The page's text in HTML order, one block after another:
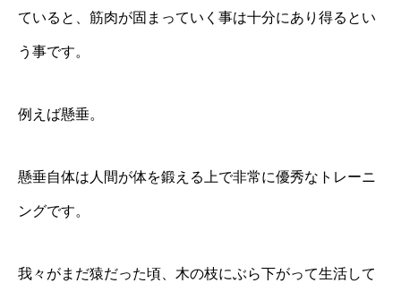
ていると、筋肉が固まっていく事は十分にあり得るとい
う事です。
例えば懸垂。
懸垂自体は人間が体を鍛える上で非常に優秀なトレーニ
ングです。
我々がまだ猿だった頃、木の枝にぶら下がって生活して